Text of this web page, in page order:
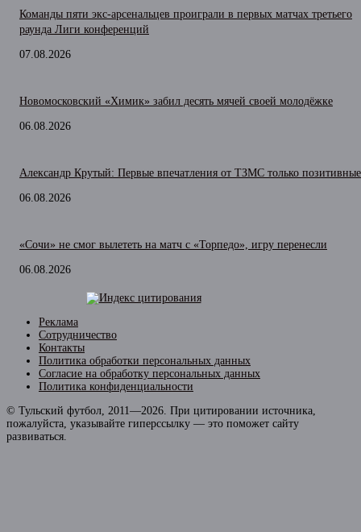
Команды пяти экс-арсенальцев проиграли в первых матчах третьего
раунда Лиги конференций
07.08.2026
Новомосковский «Химик» забил десять мячей своей молодёжке
06.08.2026
Александр Крутый: Первые впечатления от ТЗМС только позитивные
06.08.2026
«Сочи» не смог вылететь на матч с «Торпедо», игру перенесли
06.08.2026
Реклама
Сотрудничество
Контакты
Политика обработки персональных данных
Согласие на обработку персональных данных
Политика конфиденциальности
© Тульский футбол, 2011—2026. При цитировании источника,
пожалуйста, указывайте гиперссылку — это поможет сайту
развиваться.